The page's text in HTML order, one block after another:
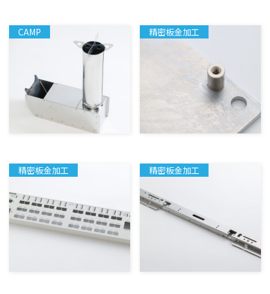
CAMP 精密板金加工
精密板金加工 精密板金加工